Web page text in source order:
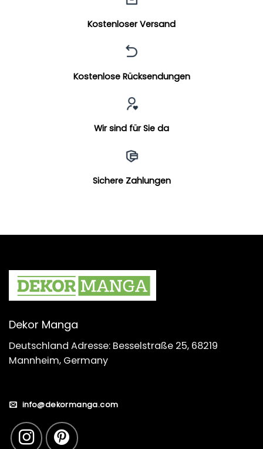
Kostenloser Versand
Kostenlose Rücksendungen
Wir sind für Sie da
Sichere Zahlungen
Dekor Manga
Deutschland Adresse: Besselstraße 25, 68219
Mannheim, Germany
info@dekormanga.com